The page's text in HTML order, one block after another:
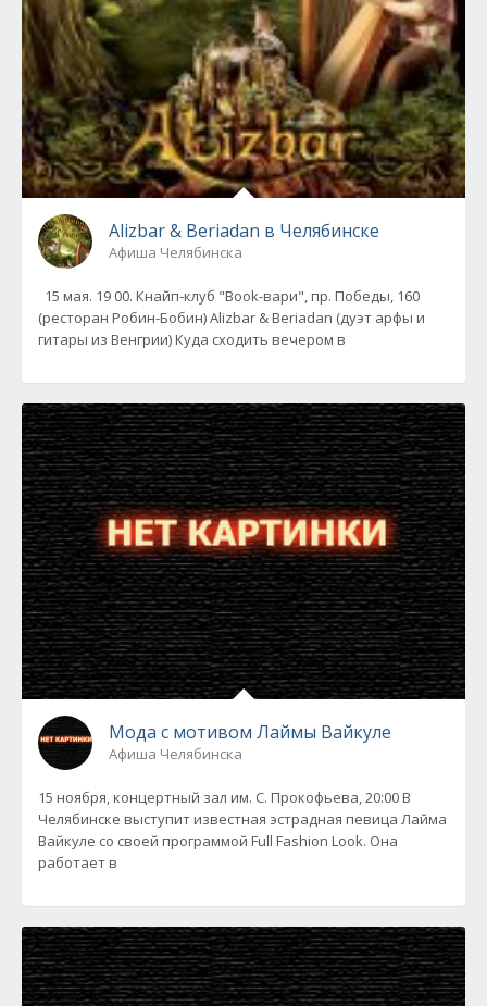
Alizbar & Beriadan в Челябинске
Афиша Челябинска
15 мая. 19 00. Кнайп-клуб "Book-вари", пр. Победы, 160
(ресторан Робин-Бобин) Alizbar & Beriadan (дуэт арфы и
гитары из Венгрии) Куда сходить вечером в
Мода с мотивом Лаймы Вайкуле
Афиша Челябинска
15 ноября, концертный зал им. С. Прокофьева, 20:00 В
Челябинске выступит известная эстрадная певица Лайма
Вайкуле со своей программой Full Fashion Look. Она
работает в